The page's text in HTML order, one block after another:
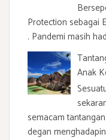
Protection sebagai
. Pandemi masih
Anak
semacam
degan